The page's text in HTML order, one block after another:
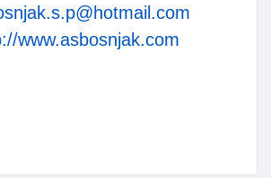
www.asbosnjak.com